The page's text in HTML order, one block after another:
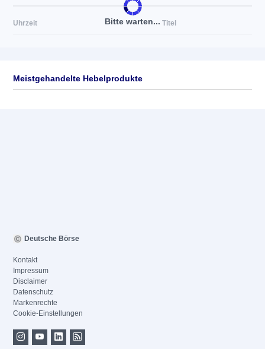
Bitte warten...
Uhrzeit Titel
Meistgehandelte Hebelprodukte
Deutsche Börse
Kontakt
Impressum
Disclaimer
Datenschutz
Markenrechte
Cookie-Einstellungen